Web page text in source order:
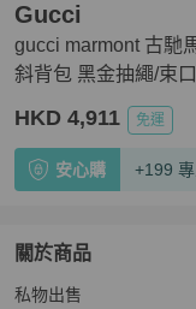
gucci marmont 古馳
斜背包 黑金抽繩/束口
Gucci
HKD 4,911 免運
安心購 +199
關於商品
關於gucci marmont
私物出售